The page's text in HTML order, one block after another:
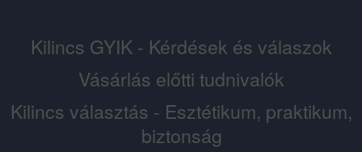
Kilincs GYIK - Kérdések és válaszok
Vásárlás előtti tudnivalók
Kilincs választás - Esztétikum, praktikum,
biztonság